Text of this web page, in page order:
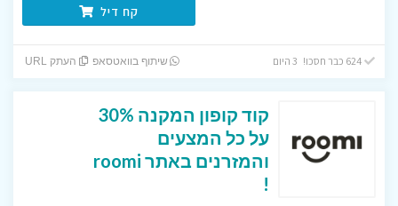
קח דיל
624 כבר חסכו! 3 היום שיתוף בוואטסאפ העתק URL
קוד קופון המקנה 30%
על כל המצעים
והמזרנים באתר roomi
!